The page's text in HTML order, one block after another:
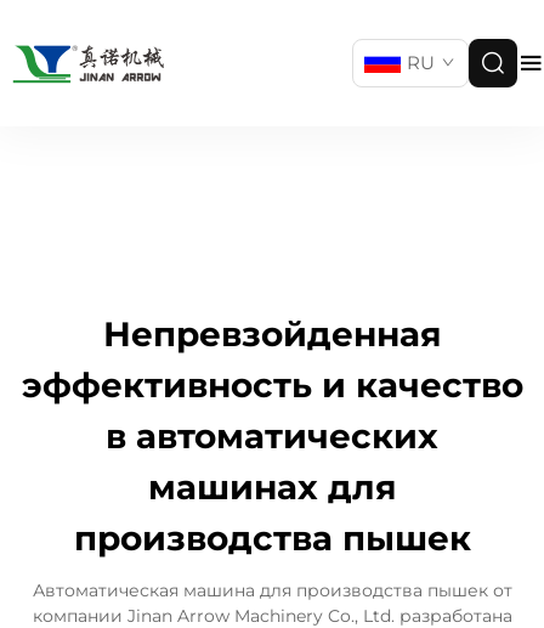
RU
Непревзойденная
эффективность и качество
в автоматических
машинах для
производства пышек
Автоматическая машина для производства пышек от
компании Jinan Arrow Machinery Co., Ltd. разработана